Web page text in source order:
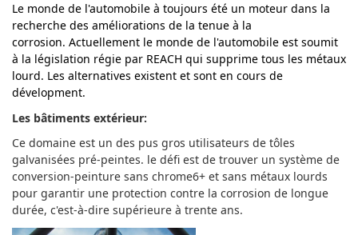
Le monde de l'automobile à toujours été un moteur dans la
recherche des améliorations de la tenue à la
corrosion. Actuellement le monde de l'automobile est soumit
à la législation régie par REACH qui supprime tous les métaux
lourd. Les alternatives existent et sont en cours de
dévelopment.
Les bâtiments extérieur:
Ce domaine est un des pus gros utilisateurs de tôles
galvanisées pré-peintes. le défi est de trouver un système de
conversion-peinture sans chrome6+ et sans métaux lourds
pour garantir une protection contre la corrosion de longue
durée, c'est-à-dire supérieure à trente ans.